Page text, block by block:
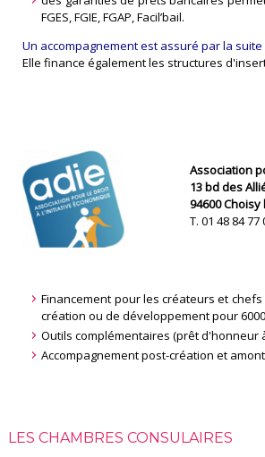
FGES, FGIE, FGAP, Facil’bail.
Un accompagnement est assuré par la
Elle finance également les structures
Association
13 bd des
94600 Choisy
T. 01 48 84 77
Financement pour les créateurs et
création ou de développement pour
Outils complémentaires (prêt d'honneur
Accompagnement post-création et
LES CHAMBRES CONSULAIRES